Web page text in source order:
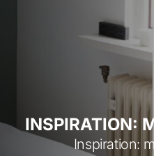
INSPIRATION:
Inspiration: